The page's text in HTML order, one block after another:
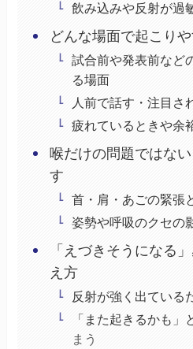
飲み込みや反射が過
どんな場面で起こり
試合前や発表前など
る場面
人前で話す・注目さ
疲れているときや余
喉だけの問題ではな
す
首・肩・あごの緊張
姿勢や呼吸のクセの
「えづきそうになる
え方
反射が強く出ている
「また起きるかも」
まう